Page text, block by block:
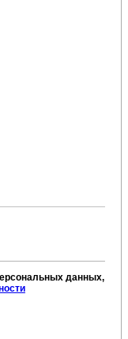
данных, в